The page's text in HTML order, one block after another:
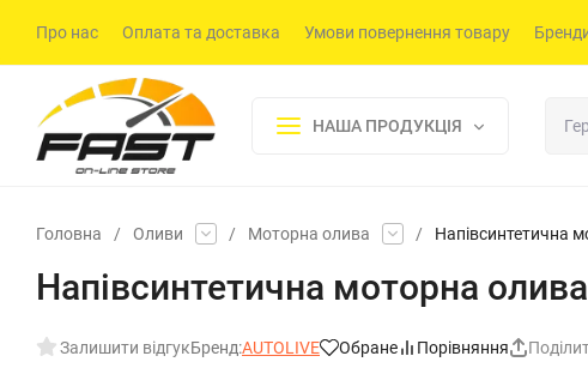
Про нас Оплата та доставка Умови повернення товару
НАША ПРОДУКЦІЯ
Головна / Оливи / Моторна олива / Напівсинтетична
Напівсинтетична моторна
Залишити відгукБренд:AUTOLIVE Обране Порівняння